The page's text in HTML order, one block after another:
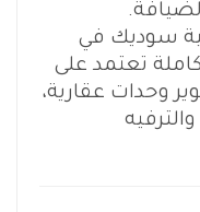
سوديك في
تعتمد على
وحدات عقارية،